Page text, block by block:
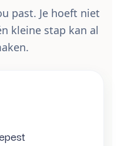
past. Je hoeft niet
kleine stap kan al